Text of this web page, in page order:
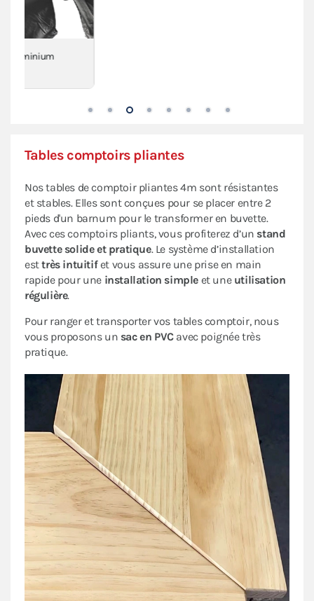
Tables comptoirs pliantes
Nos tables de comptoir pliantes 4m sont résistantes
et stables. Elles sont conçues pour se placer entre 2
pieds d'un barnum pour le transformer en buvette.
Avec ces comptoirs pliants, vous profiterez d’un stand
buvette solide et pratique. Le système d’installation
esttrès intuitifet vous assure une prise en main
rapide pour une installation simple et une utilisation
régulière.
Pour ranger et transporter vos tables comptoir, nous
vous proposons un sac en PVCavec poignée très
pratique.